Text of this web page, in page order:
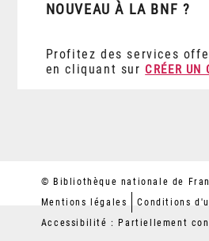
NOUVEAU À LA BNF ?
Profitez des services
en cliquant sur CRÉER UN
© Bibliothèque nationale de
Mentions légales
Conditions
Accessibilité : Partiellement